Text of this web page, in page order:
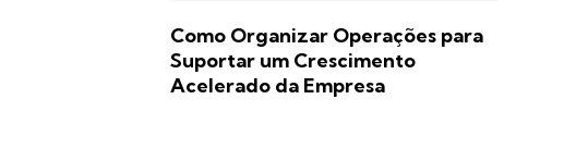
Como Organizar Operações para
Suportar um Crescimento
Acelerado da Empresa